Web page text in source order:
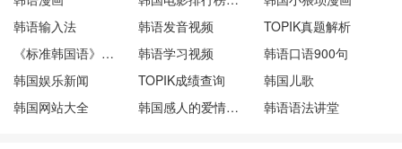
韩语输入法
韩语发音视频
TOPIK真题解析
《标准韩国语》第一册
韩语学习视频
韩语口语900句
韩国娱乐新闻
TOPIK成绩查询
韩国儿歌
韩国网站大全
韩国感人的爱情电影 韩语语法讲堂